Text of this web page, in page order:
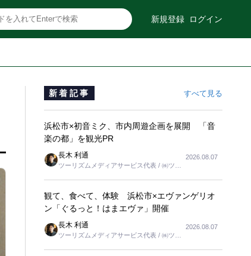
新規登録 ログイン
新着記事 すべて見る
浜松市×初音ミク、市内周遊企画を展開 「音
楽の都」を観光PR
長木 利通
ツーリズムメディアサービス代表 / ㈱ツー
2026.08.07
観て、食べて、体験 浜松市×エヴァンゲリオ
ン「ぐるっと！はまエヴァ」開催
長木 利通
ツーリズムメディアサービス代表 / ㈱ツー
2026.08.07